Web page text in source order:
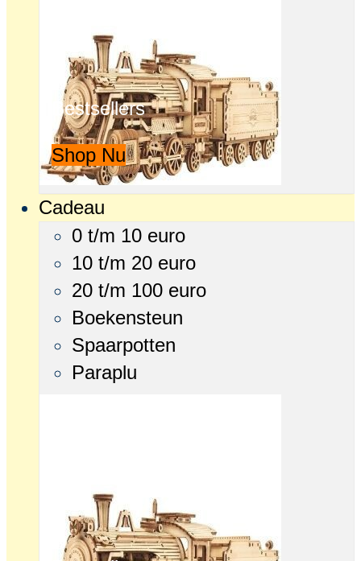
Bestsellers
Shop Nu
Cadeau
0 t/m 10 euro
10 t/m 20 euro
20 t/m 100 euro
Boekensteun
Spaarpotten
Paraplu